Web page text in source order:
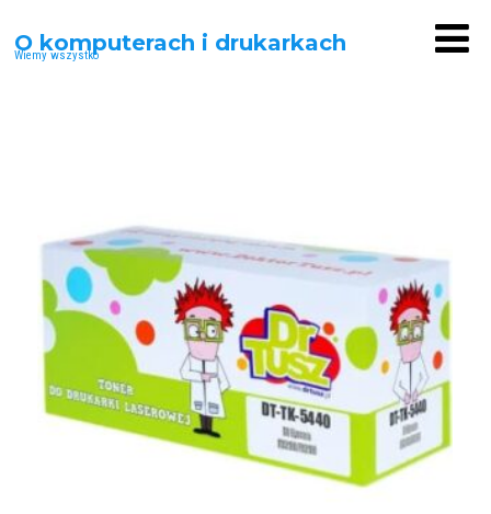
O komputerach i drukarkach
Wiemy wszystko